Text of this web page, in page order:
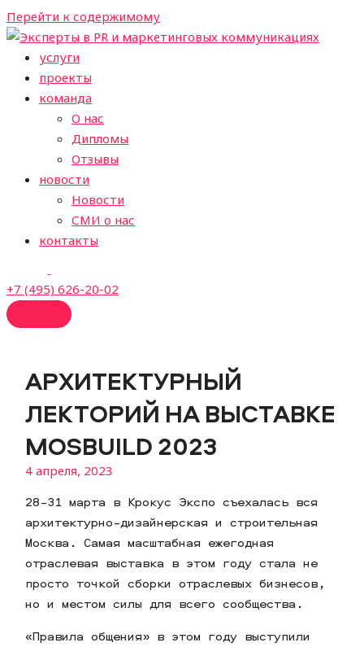
Перейти к содержимому
услуги
проекты
команда
О нас
Дипломы
Отзывы
новости
Новости
СМИ о нас
контакты
+7 (495) 626-20-02
АРХИТЕКТУРНЫЙ
ЛЕКТОРИЙ НА ВЫСТАВКЕ
MOSBUILD 2023
4 апреля, 2023
28-31 марта в Крокус Экспо съехалась вся
архитектурно-дизайнерская и строительная
Москва. Самая масштабная ежегодная
отраслевая выставка в этом году стала не
просто точкой сборки отраслевых бизнесов,
но и местом силы для всего сообщества.
«Правила общения» в этом году выступили